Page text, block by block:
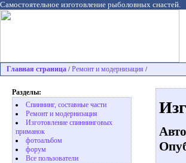
Самостоятельное изготовление рыболовных снастей.
Главная страница / Ремонт и модернизация /
Разделы:
Спиннинг, составные части
Ремонт и модернизация
Изготовление спиннинговых
приманок
фотоальбом
форум
Все пользователи